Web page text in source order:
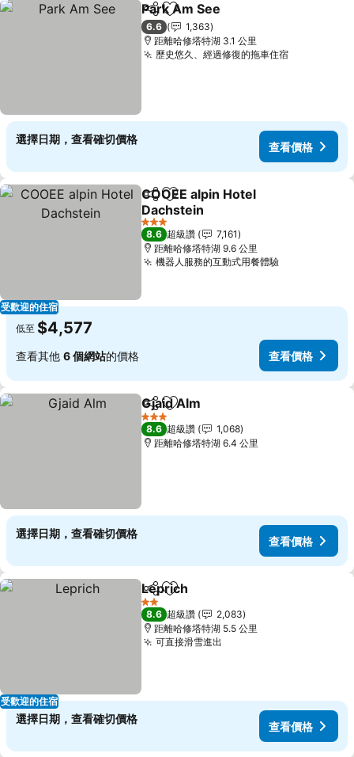
分享 加入我的最愛
Park Am See
6.6
1,363
距離哈修塔特湖 3.1 公里
歷史悠久、經過修復的拖車住宿
選擇日期，查看確切價格
查看價格
受歡迎的住宿
分享 加入我的最愛
COOEE alpin Hotel
Dachstein
3 星級
8.6 超級讚
7,161
距離哈修塔特湖 9.6 公里
機器人服務的互動式用餐體驗
低至 $4,577
查看其他 6 個網站的價格 查看價格
分享 加入我的最愛
Gjaid Alm
3 星級
8.6 超級讚
1,068
距離哈修塔特湖 6.4 公里
選擇日期，查看確切價格
查看價格
受歡迎的住宿
分享 加入我的最愛
Leprich
2 星級
8.6 超級讚
2,083
距離哈修塔特湖 5.5 公里
可直接滑雪進出
選擇日期，查看確切價格
查看價格